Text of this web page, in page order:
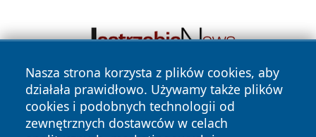
Nasza strona korzysta z plików cookies, aby
działała prawidłowo. Używamy także plików
cookies i podobnych technologii od
zewnętrznych dostawców w celach